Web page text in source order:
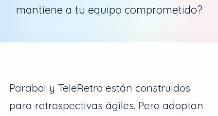
mantiene a tu equipo comprometido?
Parabol y TeleRetro están construidos
para retrospectivas ágiles. Pero adoptan